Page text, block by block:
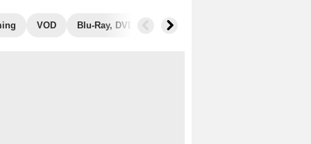
VOD Blu-Ray, DVD Photos